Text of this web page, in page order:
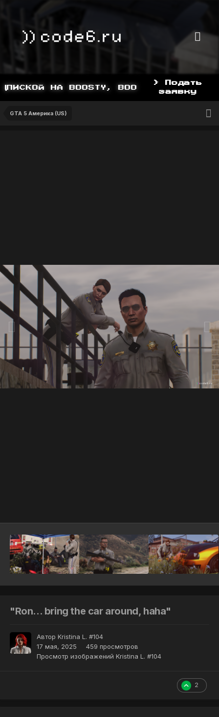
НА BOOSTY, BOOSTY.TO/YDDY
> Подать
заявку
GTA 5 Америка (US)
"Ron... bring the car around, haha"
Автор Kristina L. #104
17 мая, 2025
459 просмотров
Просмотр изображений Kristina L. #104
2